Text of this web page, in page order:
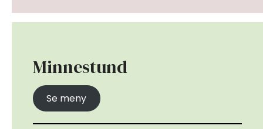
Minnestund
Se meny